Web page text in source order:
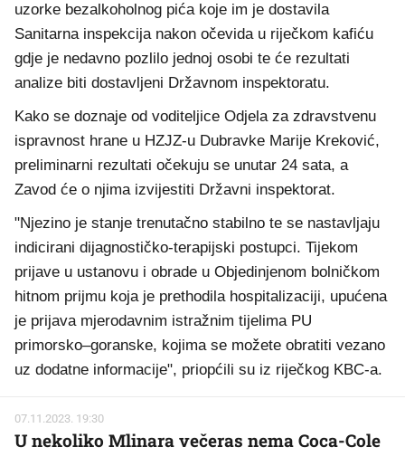
uzorke bezalkoholnog pića koje im je dostavila
Sanitarna inspekcija nakon očevida u riječkom kafiću
gdje je nedavno pozlilo jednoj osobi te će rezultati
analize biti dostavljeni Državnom inspektoratu.
Kako se doznaje od voditeljice Odjela za zdravstvenu
ispravnost hrane u HZJZ-u Dubravke Marije Kreković,
preliminarni rezultati očekuju se unutar 24 sata, a
Zavod će o njima izvijestiti Državni inspektorat.
"Njezino je stanje trenutačno stabilno te se nastavljaju
indicirani dijagnostičko-terapijski postupci. Tijekom
prijave u ustanovu i obrade u Objedinjenom bolničkom
hitnom prijmu koja je prethodila hospitalizaciji, upućena
je prijava mjerodavnim istražnim tijelima PU
primorsko–goranske, kojima se možete obratiti vezano
uz dodatne informacije", priopćili su iz riječkog KBC-a.
07.11.2023. 19:30
U nekoliko Mlinara večeras nema Coca-Cole